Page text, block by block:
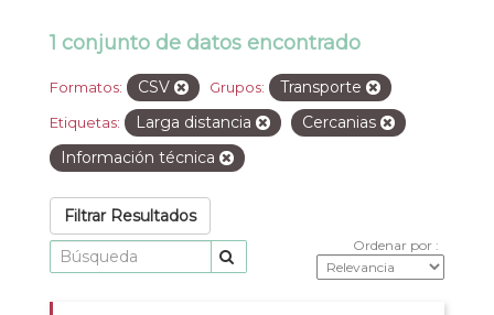
1 conjunto de datos encontrado
Formatos: CSV Grupos: Transporte
Etiquetas: Larga distancia
Cercanias
Información técnica
Filtrar Resultados
Ordenar por